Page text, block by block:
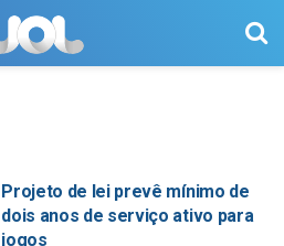
Projeto de lei prevê mínimo de
dois anos de serviço ativo para
jogos